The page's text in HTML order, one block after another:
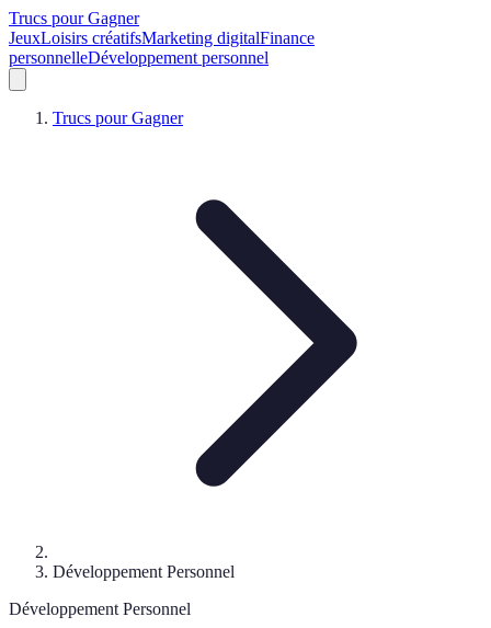
Trucs pour Gagner
JeuxLoisirs créatifsMarketing digitalFinance
personnelleDéveloppement personnel
Trucs pour Gagner
Développement Personnel
Développement Personnel